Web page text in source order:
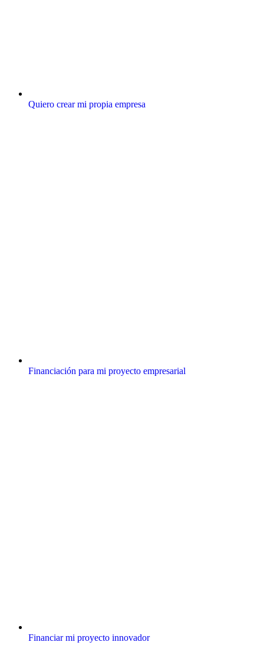
Quiero crear mi propia empresa
Financiación para mi proyecto empresarial
Financiar mi proyecto innovador